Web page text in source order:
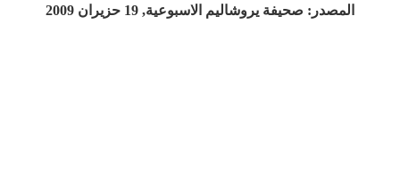
المصدر: صحيفة يروشاليم الاسبوعية, 19 حزيران 2009